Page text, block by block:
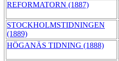
REFORMATORN (1887)
STOCKHOLMSTIDNINGEN
(1889)
HÖGANÄS TIDNING (1888)